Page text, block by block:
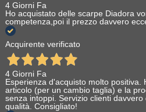
4 Giorni Fa
Ho acquistato delle scarpe Diadora
competenza,poi il prezzo davvero
Acquirente verificato
4 Giorni Fa
Esperienza d'acquisto molto positiva.
articolo (per un cambio taglia) e la
senza intoppi. Servizio clienti
qualità. Consigliato!